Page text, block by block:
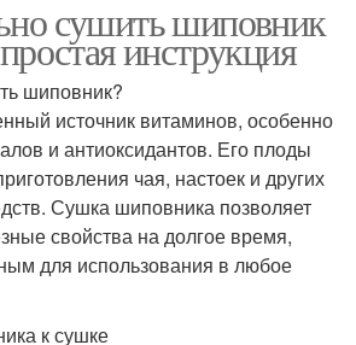
сушить шиповник
инструкция
шиповник?
источник витаминов, особенно
и антиоксидантов. Его плоды
чая, настоек и других
Сушка шиповника позволяет
свойства на долгое время,
для использования в любое
к сушке